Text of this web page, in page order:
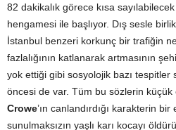
82 dakikalık görece kısa
hengamesi ile başlıyor. Dış sesle
İstanbul benzeri korkunç bir trafiğin
fazlalığının katlanarak artmasının
yok ettiği gibi sosyolojik bazı tespitler
öncesi de var. Tüm bu sözlerin
Crowe’ın canlandırdığı karakterin
sunulmaksızın yaşlı karı kocayı